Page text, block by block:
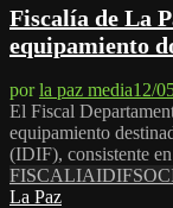
Fiscalía de La
equipamiento
porla paz media12/
El Fiscal
equipamiento
(IDIF), consistente
FISCALIAIDIF
La Paz